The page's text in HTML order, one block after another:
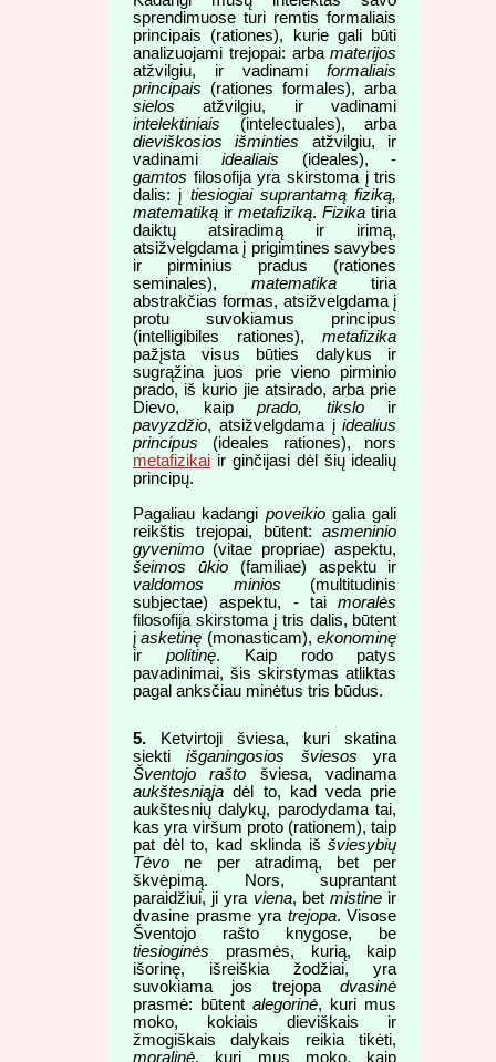
sprendimuose turi remtis formaliais
principais (rationes), kurie gali būti
analizuojami trejopai: arbamaterijos
atžvilgiu, ir vadinamiformaliais
principais (rationes formales), arba
sielos atžvilgiu, ir vadinami
intelektiniais (intelectuales), arba
dieviškosios išminties atžvilgiu, ir
vadinami idealiais (ideales), -
gamtos filosofija yra skirstoma į tris
dalis: į tiesiogiai suprantamą fiziką,
matematiką irmetafiziką.Fizika tiria
daiktų atsiradimą ir irimą,
atsižvelgdama į prigimtines savybes
ir pirminius pradus (rationes
seminales),matematika tiria
abstrakčias formas, atsižvelgdama į
protu suvokiamus principus
(intelligibiles rationes),metafizika
pažįsta visus būties dalykus ir
sugrąžina juos prie vieno pirminio
prado, iš kurio jie atsirado, arba prie
Dievo, kaipprado, tiksloir
pavyzdžio, atsižvelgdama įidealius
principus (ideales rationes), nors
metafizikai ir ginčijasi dėl šių idealių
principų.
Pagaliau kadangi poveikiogalia gali
reikštis trejopai, būtent:asmeninio
gyvenimo (vitae propriae) aspektu,
šeimos ūkio(familiae) aspektu ir
valdomos minios (multitudinis
subjectae) aspektu, - taimoralės
filosofija skirstoma į tris dalis, būtent
įasketinę (monasticam),ekonominę
ir politinę. Kaip rodo patys
pavadinimai, šis skirstymas atliktas
pagal anksčiau minėtus tris būdus.
5. Ketvirtoji šviesa, kuri skatina
siektiišganingosios šviesos yra
Šventojo rašto šviesa, vadinama
aukštesniąja dėl to, kad veda prie
aukštesnių dalykų, parodydama tai,
kas yra viršum proto (rationem), taip
pat dėl to, kad sklinda iššviesybių
Tėvo ne per atradimą, bet per
škvėpimą. Nors, suprantant
paraidžiui, ji yra viena, betmistine ir
dvasine prasme yra trejopa. Visose
Šventojo rašto knygose, be
tiesioginės prasmės, kurią, kaip
išorinę, išreiškia žodžiai, yra
suvokiama jos trejopadvasinė
prasmė: būtentalegorinė, kuri mus
moko, kokiais dieviškais ir
žmogiškais dalykais reikia tikėti,
moralinė, kuri mus moko, kaip